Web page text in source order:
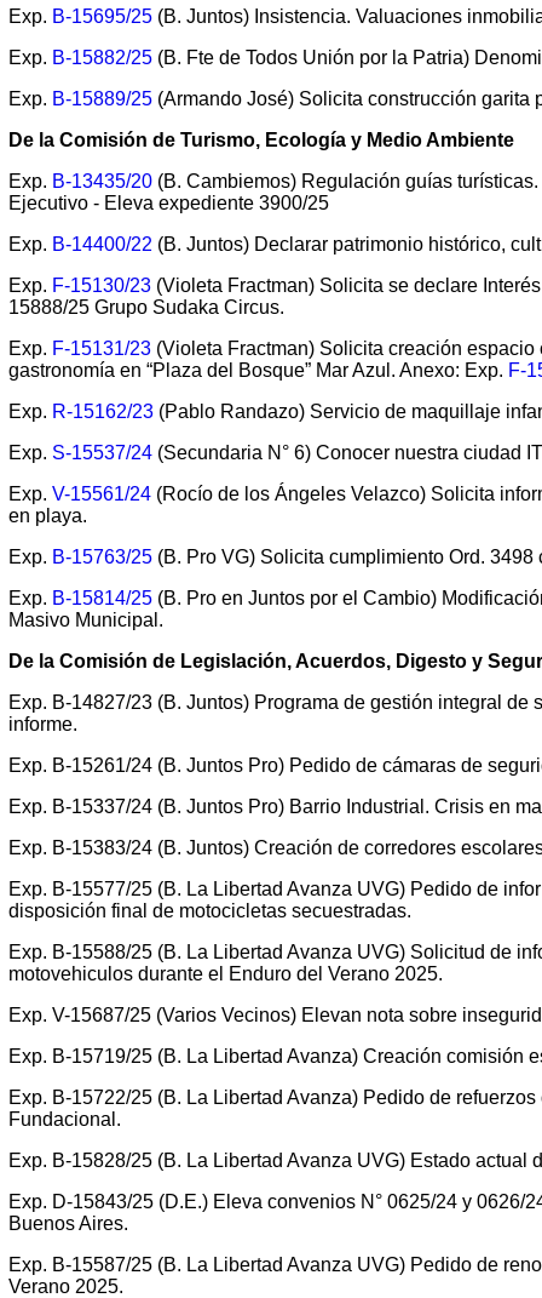
Exp. B-15695/25 (B. Juntos) Insistencia. Valuaciones
Exp. B-15882/25 (B. Fte de Todos Unión por la Patria)
Exp. B-15889/25 (Armando José) Solicita construcción garita
De la Comisión de Turismo, Ecología y Medio Ambiente
Exp. B-13435/20 (B. Cambiemos) Regulación guías
Ejecutivo - Eleva expediente 3900/25
Exp. B-14400/22 (B. Juntos) Declarar patrimonio histórico,
Exp. F-15130/23 (Violeta Fractman) Solicita se declare
15888/25 Grupo Sudaka Circus.
Exp. F-15131/23 (Violeta Fractman) Solicita creación
gastronomía en “Plaza del Bosque” Mar Azul. Anexo: Exp. F-
Exp. R-15162/23 (Pablo Randazo) Servicio de maquillaje
Exp. S-15537/24 (Secundaria N° 6) Conocer nuestra ciudad
Exp. V-15561/24 (Rocío de los Ángeles Velazco) Solicita
en playa.
Exp. B-15763/25 (B. Pro VG) Solicita cumplimiento Ord. 3498
Exp. B-15814/25 (B. Pro en Juntos por el Cambio)
Masivo Municipal.
De la Comisión de Legislación, Acuerdos, Digesto y
Exp. B-14827/23 (B. Juntos) Programa de gestión integral
informe.
Exp. B-15261/24 (B. Juntos Pro) Pedido de cámaras de
Exp. B-15337/24 (B. Juntos Pro) Barrio Industrial. Crisis en
Exp. B-15383/24 (B. Juntos) Creación de corredores
Exp. B-15577/25 (B. La Libertad Avanza UVG) Pedido de
disposición final de motocicletas secuestradas.
Exp. B-15588/25 (B. La Libertad Avanza UVG) Solicitud de
motovehiculos durante el Enduro del Verano 2025.
Exp. V-15687/25 (Varios Vecinos) Elevan nota sobre
Exp. B-15719/25 (B. La Libertad Avanza) Creación comisión
Exp. B-15722/25 (B. La Libertad Avanza) Pedido de
Fundacional.
Exp. B-15828/25 (B. La Libertad Avanza UVG) Estado actual
Exp. D-15843/25 (D.E.) Eleva convenios N° 0625/24 y 0626/
Buenos Aires.
Exp. B-15587/25 (B. La Libertad Avanza UVG) Pedido de
Verano 2025.